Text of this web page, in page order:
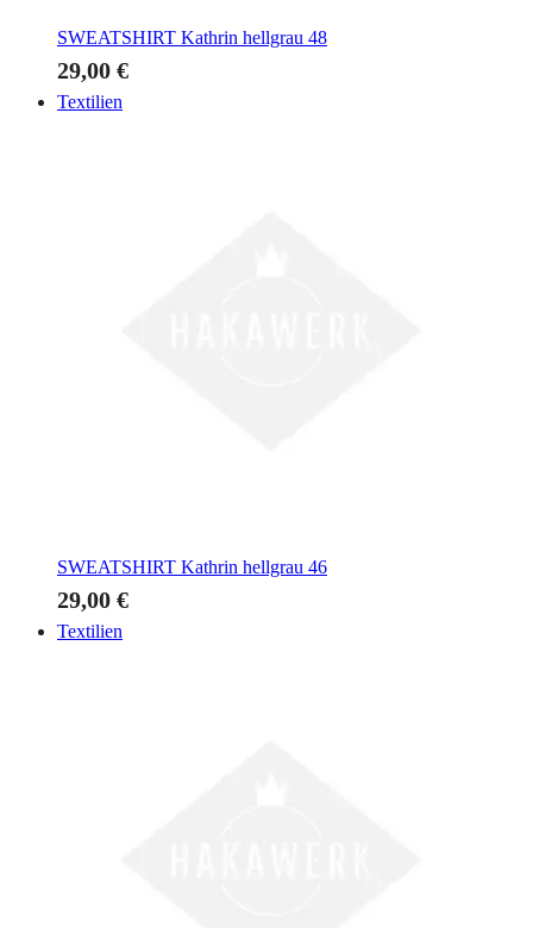
SWEATSHIRT Kathrin hellgrau 48
29,00 €
Textilien
SWEATSHIRT Kathrin hellgrau 46
29,00 €
Textilien